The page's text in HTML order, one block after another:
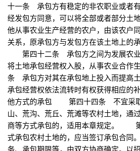
十一条 承包方有稳定的非农职业或者有
经发包方同意，可以将全部或者部分土
他从事农业生产经营的农户，由该农户
关系，原承包方与发包方在该土地上的
第四十二条 承包方之间为发展农业
将土地承包经营权入股，从事农业合
条 承包方对其在承包地上投入而提高
承包经营权依法流转时有权获得相
他方式的承包 第四十四条 不宜采取
山、荒沟、荒丘、荒滩等农村土地，通
商等方式承包的，适用本章规定。
式承包农村土地的，应当签订承包合同
务、承包期限等，由双方协商确定。以